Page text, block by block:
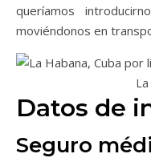
queríamos
moviéndonos en
Datos de
Seguro